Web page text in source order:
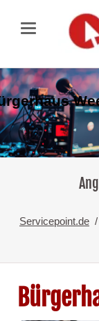
Servicepoint.de